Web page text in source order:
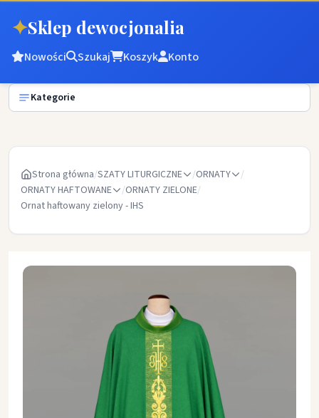
✦Sklep dewocjonalia
Nowości Szukaj Koszyk Konto
Kategorie
Strona główna/SZATY LITURGICZNE /ORNATY
/
ORNATY HAFTOWANE
/ORNATY ZIELONE/
Ornat haftowany zielony - IHS